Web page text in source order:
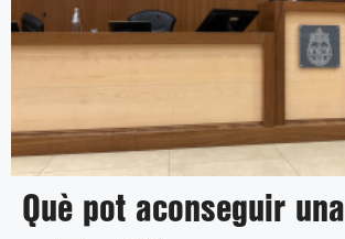
Què pot aconseguir una